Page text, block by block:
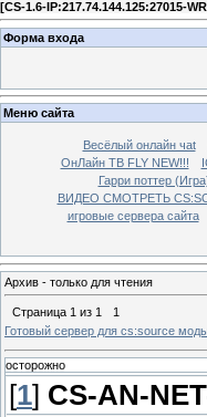
[CS-1.6-IP:217.74.144.125:27015-
Форма входа
Меню сайта
Весёлый онлайн чаt
ОнЛайн ТВ FLY NEW!!!
Гарри поттер
ВИДЕО СМОТРЕТЬ
игровые сервера сайта
Архив - только для чтения
Страница 1 из 1
1
Готовый сервер для cs:source
осторожно
[1] CS-AN-